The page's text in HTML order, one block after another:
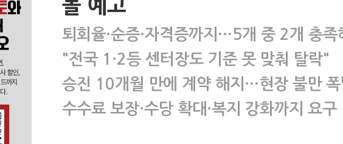
돌 예고
퇴회율·순증·자격증까지…5개 중 2개 충족
"전국 1·2등 센터장도 기준 못 맞춰 탈락"
승진 10개월 만에 계약 해지…현장 불만 폭
수수료 보장·수당 확대·복지 강화까지 요구